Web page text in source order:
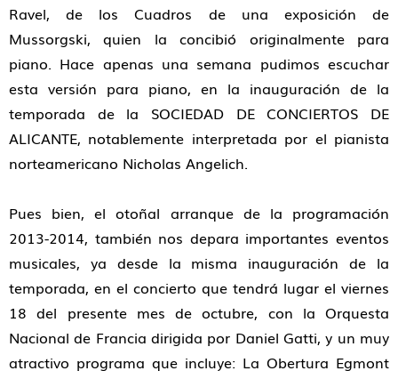
Ravel, de los Cuadros de una exposición de
Mussorgski, quien la concibió originalmente para
piano. Hace apenas una semana pudimos escuchar
esta versión para piano, en la inauguración de la
temporada de la SOCIEDAD DE CONCIERTOS DE
ALICANTE, notablemente interpretada por el pianista
norteamericano Nicholas Angelich.
Pues bien, el otoñal arranque de la programación
2013-2014, también nos depara importantes eventos
musicales, ya desde la misma inauguración de la
temporada, en el concierto que tendrá lugar el viernes
18 del presente mes de octubre, con la Orquesta
Nacional de Francia dirigida por Daniel Gatti, y un muy
atractivo programa que incluye: La Obertura Egmont